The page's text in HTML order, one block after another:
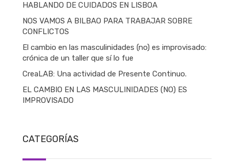
HABLANDO DE CUIDADOS EN LISBOA
NOS VAMOS A BILBAO PARA TRABAJAR SOBRE
CONFLICTOS
El cambio en las masculinidades (no) es improvisado:
crónica de un taller que sí lo fue
CreaLAB: Una actividad de Presente Continuo.
EL CAMBIO EN LAS MASCULINIDADES (NO) ES
IMPROVISADO
CATEGORÍAS